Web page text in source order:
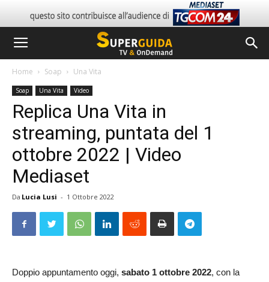
Home Soap Una Vita
Soap Una Vita Video
Replica Una Vita in
streaming, puntata del 1
ottobre 2022 | Video
Mediaset
Da Lucia Lusi - 1 Ottobre 2022
Doppio appuntamento oggi, sabato 1 ottobre 2022, con la